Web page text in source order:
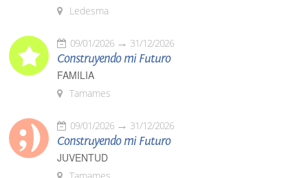
Ledesma
09/01/2026 31/12/2026
Construyendo mi Futuro
FAMILIA
Tamames
09/01/2026 31/12/2026
Construyendo mi Futuro
JUVENTUD